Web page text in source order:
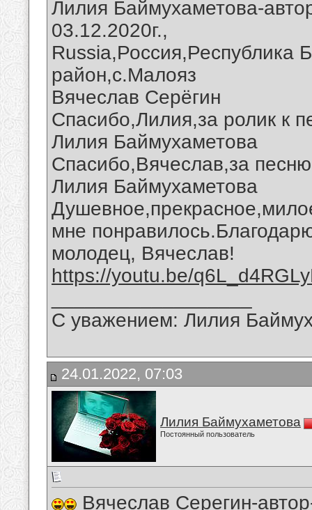
Лилия Баймухаметова-
03.12.2020г.,
Russia,Россия,Республика
район,с.Малояз
Вячеслав Серёгин
Спасибо,Лилия,за ролик к
Лилия Баймухаметова
Спасибо,Вячеслав,за
Лилия Баймухаметова
мне
молодец, Вячеслав!
https://youtu.be/
С уважением: Лилия
24.01.2022, 07:03
Лилия Баймухаметова
Постоянный пользователь
Вячеслав Серегин-